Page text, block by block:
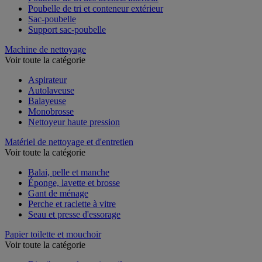
Poubelle de tri des déchets intérieur
Poubelle de tri et conteneur extérieur
Sac-poubelle
Machine de nettoyage
Aspirateur
Autolaveuse
Balayeuse
Monobrosse
Matériel de nettoyage et d'entretien
Balai, pelle et manche
Éponge, lavette et brosse
Gant de ménage
Perche et raclette à vitre
Papier toilette et mouchoir